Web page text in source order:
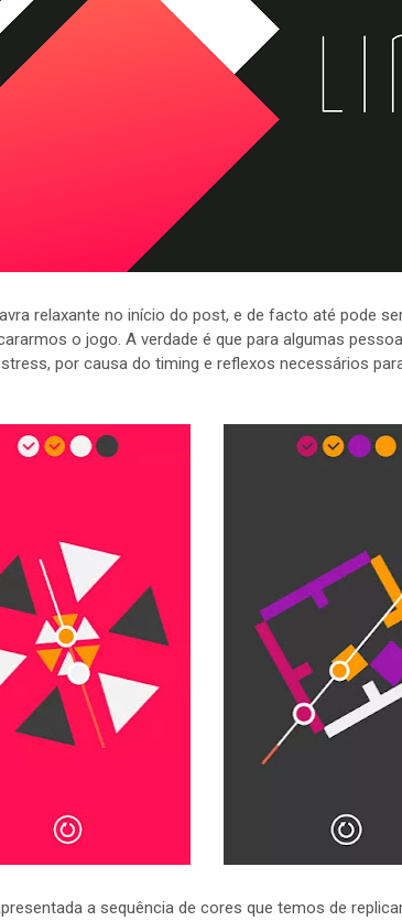
relaxante no início do post, e de facto até pode
o jogo. A verdade é que para algumas
por causa do timing e reflexos necessários
a sequência de cores que temos de